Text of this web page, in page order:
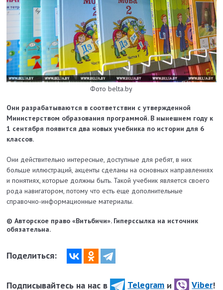
Фото belta.by
Они разрабатываются в соответствии с утвержденной
Министерством образования программой. В нынешнем году к
1 сентября появится два новых учебника по истории для 6
классов.
Они действительно интересные, доступные для ребят, в них
больше иллюстраций, акценты сделаны на основных направлениях
и понятиях, которые должны быть. Такой учебник является своего
рода навигатором, потому что есть еще дополнительные
справочно-информационные материалы.
© Авторское право «Витьбичи». Гиперссылка на источник
обязательна.
Поделиться:
Подписывайтесь на нас в Telegram и Viber!